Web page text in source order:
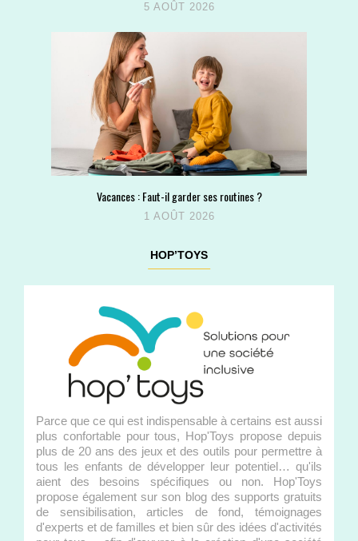
5 AOÛT 2026
Vacances : Faut-il garder ses routines ?
1 AOÛT 2026
HOP’TOYS
Parce que ce qui est indispensable à certains est aussi
plus confortable pour tous, Hop'Toys propose depuis
plus de 20 ans des jeux et des outils pour permettre à
tous les enfants de développer leur potentiel… qu'ils
aient des besoins spécifiques ou non. Hop'Toys
propose également sur son blog des supports gratuits
de sensibilisation, articles de fond, témoignages
d'experts et de familles et bien sûr des idées d'activités